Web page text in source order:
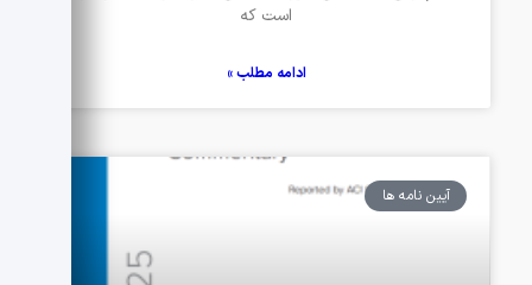
است که
ادامه مطلب »
آیین نامه ها